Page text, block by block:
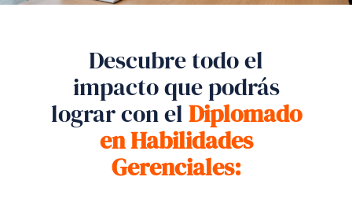
Descubre todo el
impacto que podrás
lograr con elDiplomado
en Habilidades
Gerenciales: